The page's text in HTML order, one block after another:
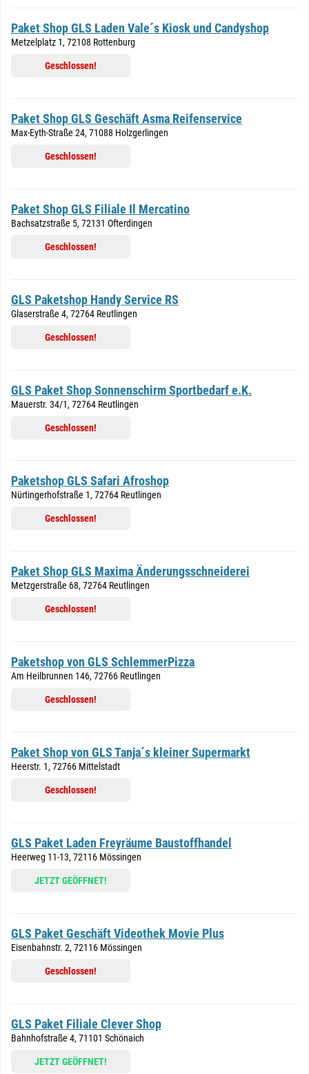
Paket Shop GLS Laden Vale´s Kiosk und Candyshop
Metzelplatz 1, 72108 Rottenburg
Geschlossen!
Paket Shop GLS Geschäft Asma Reifenservice
Max-Eyth-Straße 24, 71088 Holzgerlingen
Geschlossen!
Paket Shop GLS Filiale Il Mercatino
Bachsatzstraße 5, 72131 Ofterdingen
Geschlossen!
GLS Paketshop Handy Service RS
Glaserstraße 4, 72764 Reutlingen
Geschlossen!
GLS Paket Shop Sonnenschirm Sportbedarf e.K.
Mauerstr. 34/1, 72764 Reutlingen
Geschlossen!
Paketshop GLS Safari Afroshop
Nürtingerhofstraße 1, 72764 Reutlingen
Geschlossen!
Paket Shop GLS Maxima Änderungsschneiderei
Metzgerstraße 68, 72764 Reutlingen
Geschlossen!
Paketshop von GLS SchlemmerPizza
Am Heilbrunnen 146, 72766 Reutlingen
Geschlossen!
Paket Shop von GLS Tanja´s kleiner Supermarkt
Heerstr. 1, 72766 Mittelstadt
Geschlossen!
GLS Paket Laden Freyräume Baustoffhandel
Heerweg 11-13, 72116 Mössingen
JETZT GEÖFFNET!
GLS Paket Geschäft Videothek Movie Plus
Eisenbahnstr. 2, 72116 Mössingen
Geschlossen!
GLS Paket Filiale Clever Shop
Bahnhofstraße 4, 71101 Schönaich
JETZT GEÖFFNET!